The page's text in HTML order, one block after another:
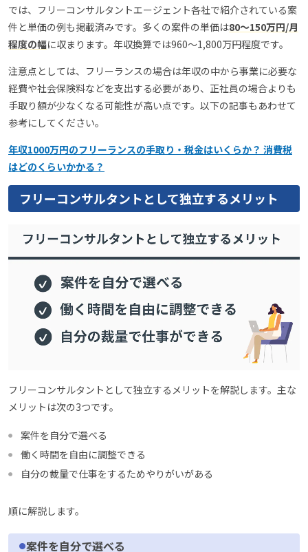
では、フリーコンサルタントエージェント各社で紹介されている案
件と単価の例も掲載済みです。多くの案件の単価は80〜150万円/月
程度の幅に収まります。年収換算では960〜1,800万円程度です。
注意点としては、フリーランスの場合は年収の中から事業に必要な
経費や社会保険料などを支出する必要があり、正社員の場合よりも
手取り額が少なくなる可能性が高い点です。以下の記事もあわせて
参考にしてください。
年収1000万円のフリーランスの手取り・税金はいくらか？ 消費税
はどのくらいかかる？
フリーコンサルタントとして独立するメリット
フリーコンサルタントとして独立するメリットを解説します。主な
メリットは次の3つです。
案件を自分で選べる
働く時間を自由に調整できる
自分の裁量で仕事をするためやりがいがある
順に解説します。
案件を自分で選べる